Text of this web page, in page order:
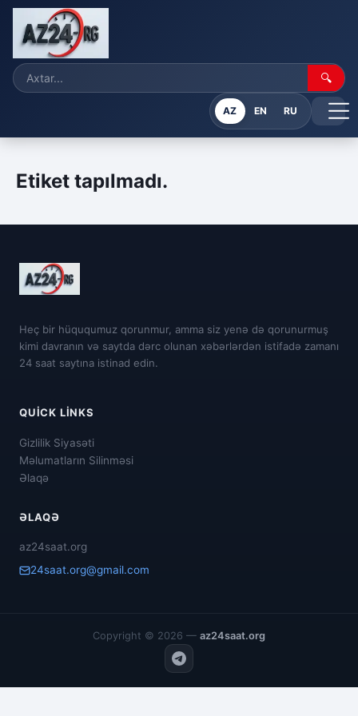
🔍
AZ EN RU
Etiket tapılmadı.
Heç bir hüququmuz qorunmur, amma siz yenə də qorunurmuş
kimi davranın və saytda dərc olunan xəbərlərdən istifadə zamanı
24 saat saytına istinad edin.
QUICK LINKS
Gizlilik Siyasəti
Məlumatların Silinməsi
Əlaqə
ƏLAQƏ
az24saat.org
24saat.org@gmail.com
Copyright © 2026 — az24saat.org